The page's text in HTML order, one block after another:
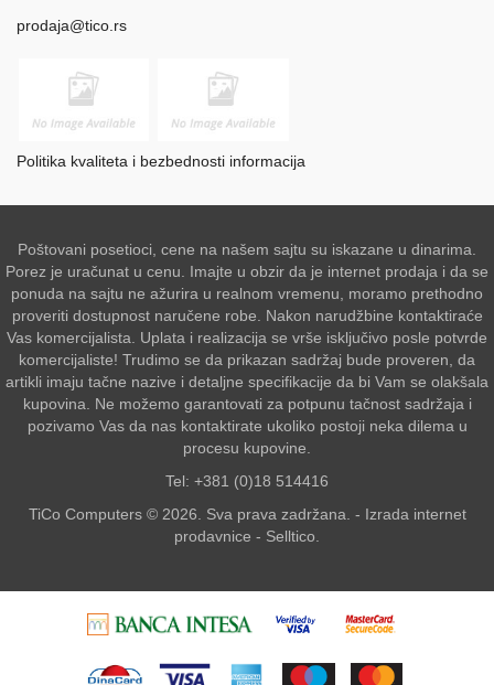
prodaja@tico.rs
Politika kvaliteta i bezbednosti informacija
Poštovani posetioci, cene na našem sajtu su iskazane u dinarima.
Porez je uračunat u cenu. Imajte u obzir da je internet prodaja i da se
ponuda na sajtu ne ažurira u realnom vremenu, moramo prethodno
proveriti dostupnost naručene robe. Nakon narudžbine kontaktiraće
Vas komercijalista. Uplata i realizacija se vrše isključivo posle potvrde
komercijaliste! Trudimo se da prikazan sadržaj bude proveren, da
artikli imaju tačne nazive i detaljne specifikacije da bi Vam se olakšala
kupovina. Ne možemo garantovati za potpunu tačnost sadržaja i
pozivamo Vas da nas kontaktirate ukoliko postoji neka dilema u
procesu kupovine.
Tel: +381 (0)18 514416
TiCo Computers © 2026. Sva prava zadržana. - Izrada internet
prodavnice - Selltico.